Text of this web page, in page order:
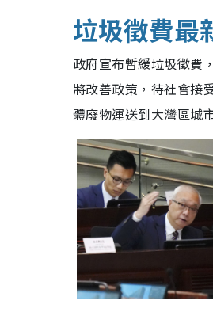
垃圾徵費最
政府宣布暫緩垃圾徵費
將改善政策，待社會接
體廢物運送到大灣區城